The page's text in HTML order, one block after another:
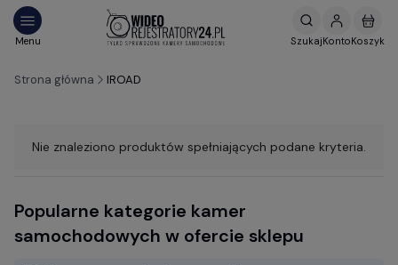
Strona główna IROAD
Nie znaleziono produktów spełniających podane kryteria.
Popularne kategorie kamer
samochodowych w ofercie sklepu